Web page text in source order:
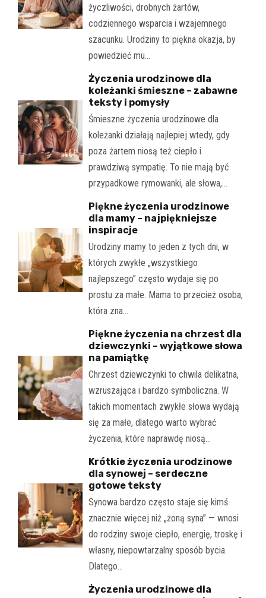
życzliwości, drobnych żartów,
codziennego wsparcia i wzajemnego
szacunku. Urodziny to piękna okazja, by
powiedzieć mu…
Życzenia urodzinowe dla
koleżanki śmieszne – zabawne
teksty i pomysły
Śmieszne życzenia urodzinowe dla
koleżanki działają najlepiej wtedy, gdy
poza żartem niosą też ciepło i
prawdziwą sympatię. To nie mają być
przypadkowe rymowanki, ale słowa,…
Piękne życzenia urodzinowe
dla mamy – najpiękniejsze
inspiracje
Urodziny mamy to jeden z tych dni, w
których zwykłe „wszystkiego
najlepszego” często wydaje się po
prostu za małe. Mama to przecież osoba,
która zna…
Piękne życzenia na chrzest dla
dziewczynki – wyjątkowe słowa
na pamiątkę
Chrzest dziewczynki to chwila delikatna,
wzruszająca i bardzo symboliczna. W
takich momentach zwykłe słowa wydają
się za małe, dlatego warto wybrać
życzenia, które naprawdę niosą…
Krótkie życzenia urodzinowe
dla synowej – serdeczne
gotowe teksty
Synowa bardzo często staje się kimś
znacznie więcej niż „żoną syna” — wnosi
do rodziny swoje ciepło, energię, troskę i
własny, niepowtarzalny sposób bycia.
Dlatego…
Życzenia urodzinowe dla